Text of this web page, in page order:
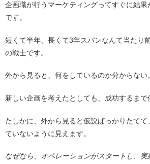
企画職が行うマーケティングってすぐに結
です。
短くて半年、長くて3年スパンなんて当たり
の戦士です。
外から見ると、何をしているのか分からない。
新しい企画を考えたとしても、成功するまで
たしかに、外から見ると仮説ばっかりたてて
ていないように見えます。
なぜなら、オペレーションがスタートし、